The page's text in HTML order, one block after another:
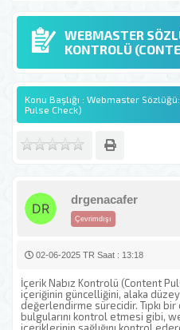
WEBMASTER
KONTROLÜ
Konu Başlığı : Webmaster
Pulse Check)
Çevrimdışı
drgenacafer
02-06-2025 TR Saat : 13:18
İçerik Nabız Kontrolü (Content
içeriğinin güncelliğini, alaka
değerlendirme sürecidir. Tıpkı
bulgularını kontrol etmesi gibi,